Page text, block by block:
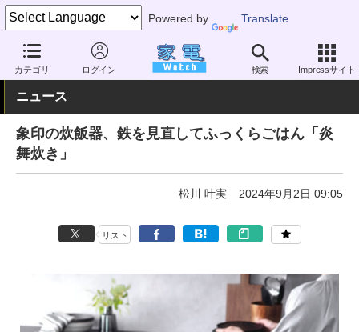
Powered by Translate
カテゴリ ログイン 検索 Impressサイト
家電 Watch 生活家電 炊飯器 大容量（5合以上）
ニュース
象印の炊飯器、鉄を見直してふっくらごはん「炎
舞炊き」
松川 叶実 2024年9月2日 09:05
リスト